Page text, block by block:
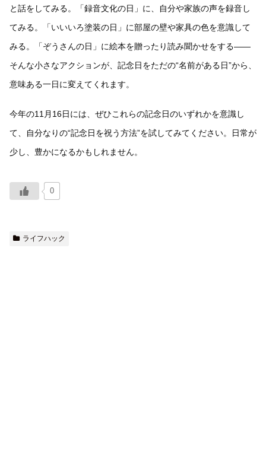
と話をしてみる。「録音文化の日」に、自分や家族の声を録音し
てみる。「いいいろ塗装の日」に部屋の壁や家具の色を意識して
みる。「ぞうさんの日」に絵本を贈ったり読み聞かせをする――
そんな小さなアクションが、記念日をただの“名前がある日”から、
意味ある一日に変えてくれます。
今年の11月16日には、ぜひこれらの記念日のいずれかを意識し
て、自分なりの“記念日を祝う方法”を試してみてください。日常が
少し、豊かになるかもしれません。
0
ライフハック